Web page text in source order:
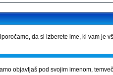
da si izberete ime, ki vam je
objavljaš pod svojim imenom,